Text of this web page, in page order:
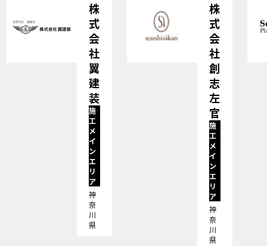
株
式
会
社
翼
建
装
施
工
メ
イ
ン
エ
リ
ア
神
奈
川
県
株
式
会
社
創
志
左
官
施
工
メ
イ
ン
エ
リ
ア
神
奈
川
県